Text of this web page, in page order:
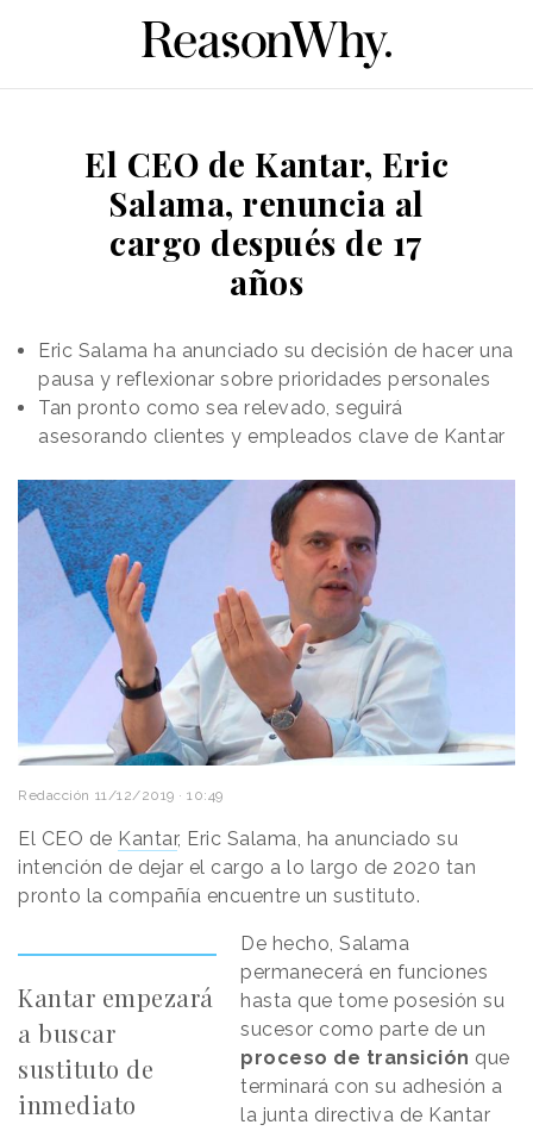
El CEO de Kantar, Eric
Salama, renuncia al
cargo después de 17
años
Eric Salama ha anunciado su decisión de hacer una
pausa y reflexionar sobre prioridades personales
Tan pronto como sea relevado, seguirá
asesorando clientes y empleados clave de Kantar
Redacción 11/12/2019 · 10:49
El CEO de Kantar, Eric Salama, ha anunciado su
intención de dejar el cargo a lo largo de 2020 tan
pronto la compañía encuentre un sustituto.
Kantar empezará
a buscar
sustituto de
inmediato
De hecho, Salama
permanecerá en funciones
hasta que tome posesión su
sucesor como parte de un
proceso de transición que
terminará con su adhesión a
la junta directiva de Kantar